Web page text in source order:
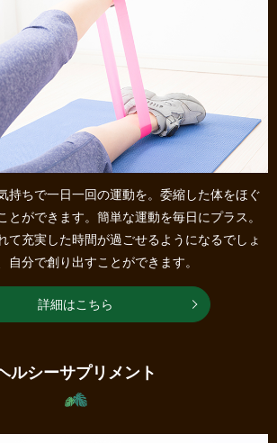
持ちで一日一回の運動を。委縮した体をほぐ
とができます。簡単な運動を毎日にプラス。
て充実した時間が過ごせるようになるでしょ
自分で創り出すことができます。
詳細はこちら
ルシーサプリメント